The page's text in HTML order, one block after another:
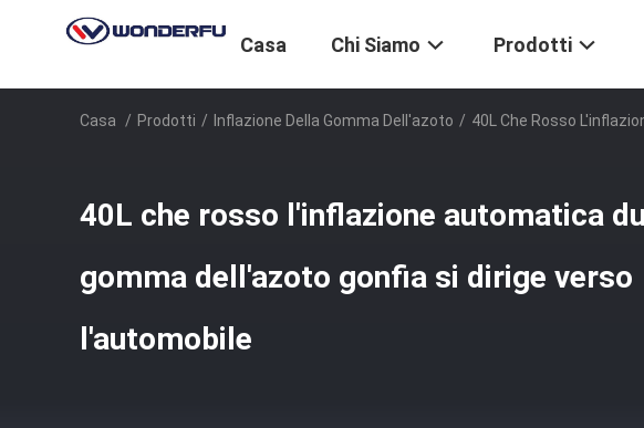
Casa Chi Siamo Prodotti
Casa / Prodotti / Inflazione Della Gomma Dell'azoto / 40L Che Rosso
40L che rosso l'inflazione automatica
gomma dell'azoto gonfia si dirige verso
l'automobile